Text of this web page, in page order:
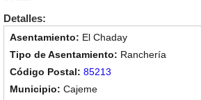
Detalles:
El Chaday
Ranchería
85213
Cajeme